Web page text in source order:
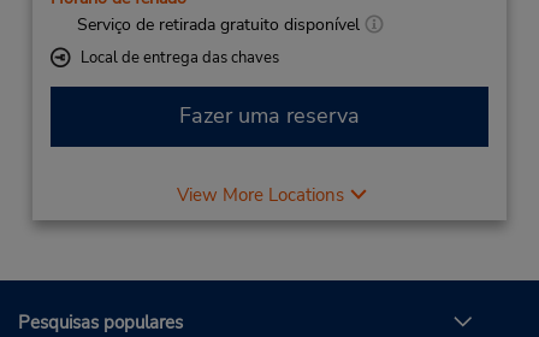
Serviço de retirada gratuito disponível
Local de entrega das chaves
Fazer uma reserva
View More Locations
Pesquisas populares